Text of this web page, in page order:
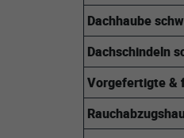
Dachhaube
Dachschindeln
Vorgefertigte &